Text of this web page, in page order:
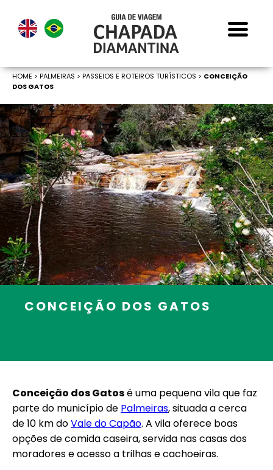
HOME > PALMEIRAS > PASSEIOS E ROTEIROS TURÍSTICOS > CONCEIÇÃO
DOS GATOS
CONCEIÇÃO DOS GATOS
Conceição dos Gatosé uma pequena vila que faz
parte do município de Palmeiras, situada a cerca
de 10 km doVale do Capão. A vila oferece boas
opções de comida caseira, servida nas casas dos
moradores e acesso a trilhas e cachoeiras.